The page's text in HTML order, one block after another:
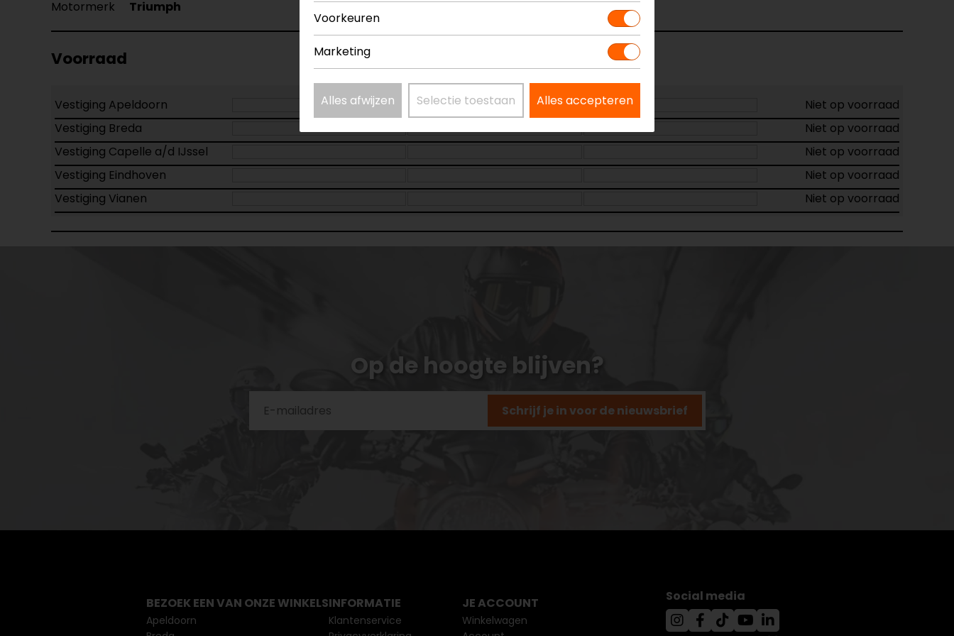
Motormerk
Triumph
Voorraad
Vestiging Apeldoorn
Niet op voorraad
Vestiging Breda
Niet op voorraad
Vestiging Capelle a/d IJssel
Niet op voorraad
Vestiging Eindhoven
Niet op voorraad
Vestiging Vianen
Niet op voorraad
Op de hoogte blijven?
Schrijf je in voor de nieuwsbrief
Voorkeuren
Marketing
Alles afwijzen Selectie toestaan Alles accepteren
BEZOEK EEN VAN ONZE WINKELS
Apeldoorn
INFORMATIE
Klantenservice
JE ACCOUNT
Winkelwagen
Social media